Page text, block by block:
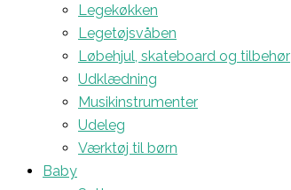
Legekøkken
Legetøjsvåben
Løbehjul, skateboard og tilbehør
Udklædning
Musikinstrumenter
Udeleg
Værktøj til børn
Baby